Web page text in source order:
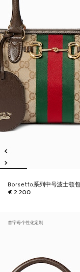
Borsetto系列中号波士顿包
€ 2.200
首字母个性化定制